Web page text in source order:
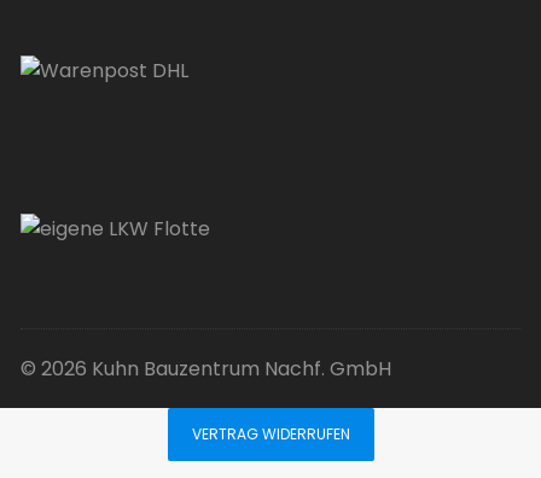
© 2026 Kuhn Bauzentrum Nachf. GmbH
VERTRAG WIDERRUFEN